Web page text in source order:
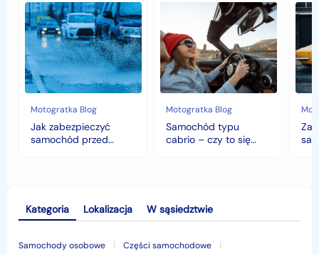
Jak
zabezpieczyć
samochód
przed
jesiennymi
chłodami
i
deszczem?
Motogratka Blog
Jak zabezpieczyć
samochód przed
Samochód
cabrio
–
czy
to
się
opłaca
w
polskim
klimacie?
Motogratka Blog
Samochód typu
cabrio – czy to się
czyli
Kategoria
Samochody osobowe Części samochodowe
Lokalizacja W sąsiedztwie